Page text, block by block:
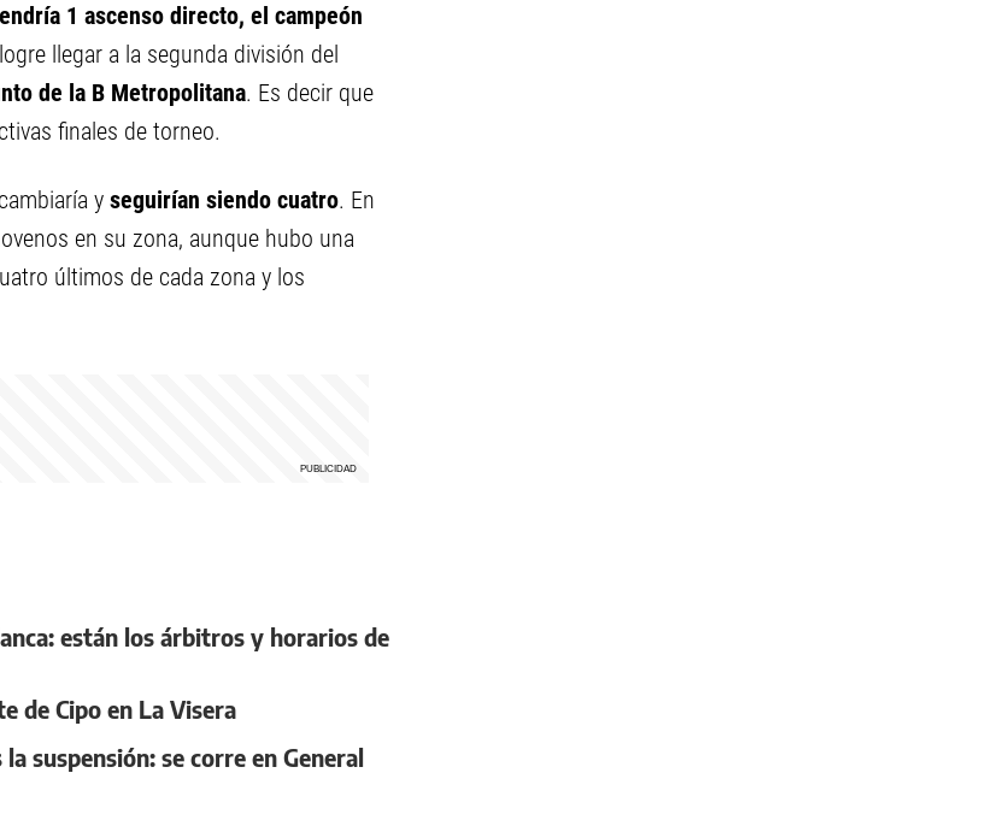
1 ascenso directo, el campeón
llegar a la segunda división del
de la B Metropolitana. Es decir que
finales de torneo.
y seguirían siendo cuatro. En
en su zona, aunque hubo una
últimos de cada zona y los
están los árbitros y horarios de
de Cipo en La Visera
suspensión: se corre en General